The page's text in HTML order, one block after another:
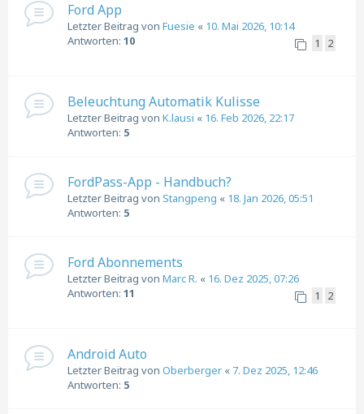
Ford App
Letzter Beitrag von Fuesie « 10. Mai 2026, 10:14
Antworten: 10 1 2
Beleuchtung Automatik Kulisse
Letzter Beitrag von K.lausi « 16. Feb 2026, 22:17
Antworten: 5
FordPass-App - Handbuch?
Letzter Beitrag von Stangpeng « 18. Jan 2026, 05:51
Antworten: 5
Ford Abonnements
Letzter Beitrag von Marc R. « 16. Dez 2025, 07:26
Antworten: 11 1 2
Android Auto
Letzter Beitrag von Oberberger « 7. Dez 2025, 12:46
Antworten: 5